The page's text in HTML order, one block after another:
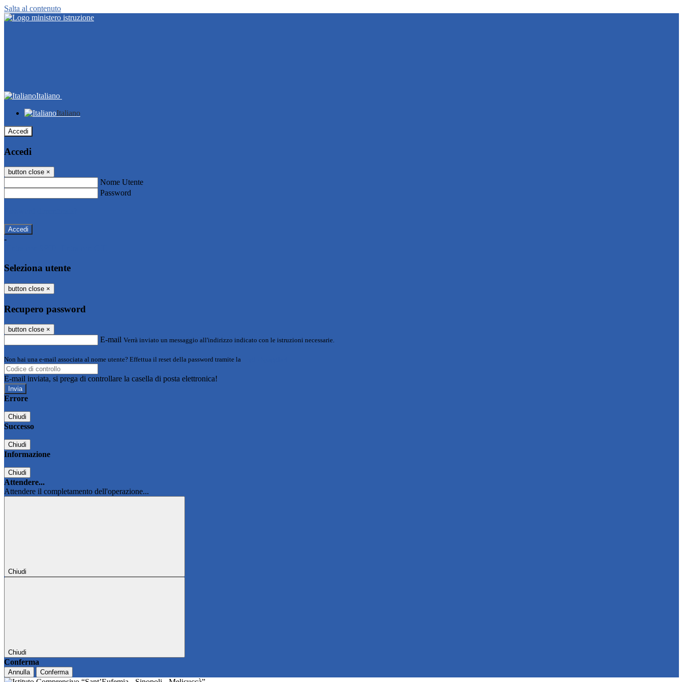
Salta al contenuto
Italiano
Italiano
Accedi
Accedi
button close ×
Nome Utente
Password
-
Seleziona utente
button close ×
Recupero password
button close ×
E-mail Verrà inviato un messaggio all'indirizzo indicato con le istruzioni necessarie.
Non hai una e-mail associata al nome utente? Effettua il reset della password tramite la
E-mail inviata, si prega di controllare la casella di posta elettronica!
Errore
Chiudi
Successo
Chiudi
Informazione
Chiudi
Attendere...
Attendere il completamento dell'operazione...
Chiudi
Chiudi
Conferma
Annulla Conferma